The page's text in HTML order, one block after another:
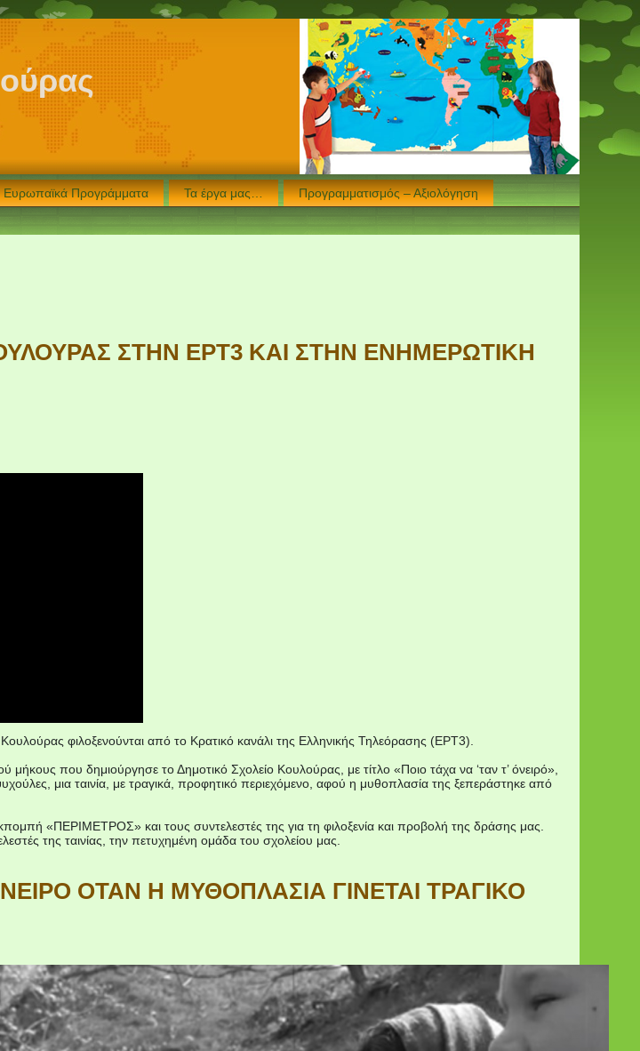
Ευρωπαϊκά Προγράμματα Τα έργα μας…
Προγραμματισμός – Αξιολόγηση
ΣΤΗΝ ΕΡΤ3 ΚΑΙ ΣΤΗΝ ΕΝΗΜΕΡΩΤΙΚΗ
φιλοξενούνται από το Κρατικό κανάλι της Ελληνικής Τηλεόρασης (ΕΡΤ3).
μήκους που δημιούργησε το Δημοτικό Σχολείο Κουλούρας, με τίτλο «Ποιο τάχα να ‘ταν τ’ όνειρό»,
μια ταινία, με τραγικά, προφητικό περιεχόμενο, αφού η μυθοπλασία της ξεπεράστηκε από
«ΠΕΡΙΜΕΤΡΟΣ» και τους συντελεστές της για τη φιλοξενία και προβολή της δράσης μας.
της ταινίας, την πετυχημένη ομάδα του σχολείου μας.
ΟΤΑΝ Η ΜΥΘΟΠΛΑΣΙΑ ΓΙΝΕΤΑΙ ΤΡΑΓΙΚΟ